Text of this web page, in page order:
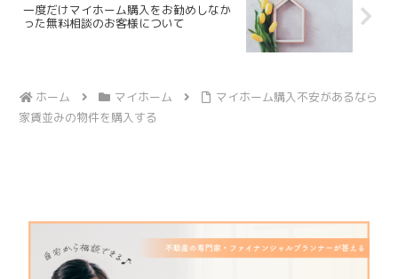
一度だけマイホーム購入をお勧めしなか
った無料相談のお客様について
ホーム マイホーム
マイホーム購入不安があるなら
家賃並みの物件を購入する